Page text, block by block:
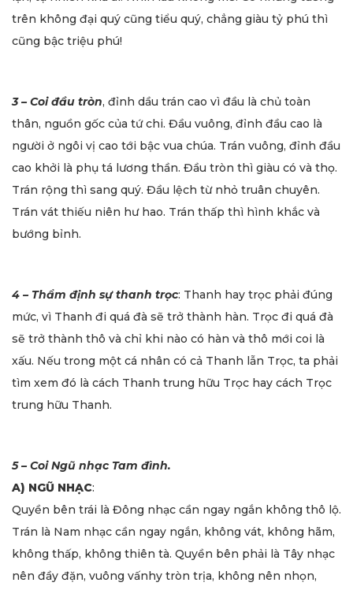
trên không đại quý cũng tiểu quý, chẳng giàu tỷ phú thì
cũng bậc triệu phú!
3 – Coi đầu tròn, đỉnh dầu trán cao vì đầu là chủ toàn
thân, nguồn gốc của tứ chi. Đầu vuông, đỉnh đầu cao là
người ở ngôi vị cao tới bậc vua chúa. Trán vuông, đỉnh đầu
cao khởi là phụ tá lương thần. Đầu tròn thì giàu có và thọ.
Trán rộng thì sang quý. Đầu lệch từ nhỏ truân chuyên.
Trán vát thiếu niên hư hao. Trán thấp thì hình khắc và
bướng bỉnh.
4 – Thẩm định sự thanh trọc: Thanh hay trọc phải đúng
mức, vì Thanh đi quá đà sẽ trở thành hàn. Trọc đi quá đà
sẽ trở thành thô và chỉ khi nào có hàn và thô mới coi là
xấu. Nếu trong một cá nhân có cả Thanh lẫn Trọc, ta phải
tìm xem đó là cách Thanh trung hữu Trọc hay cách Trọc
trung hữu Thanh.
5 – Coi Ngũ nhạc Tam đình.
A) NGŨ NHẠC:
Quyền bên trái là Đông nhạc cần ngay ngắn không thô lộ.
Trán là Nam nhạc cần ngay ngắn, không vát, không hãm,
không thấp, không thiên tà. Quyền bên phải là Tây nhạc
nên đầy đặn, vuông vấnhy tròn trịa, không nên nhọn,